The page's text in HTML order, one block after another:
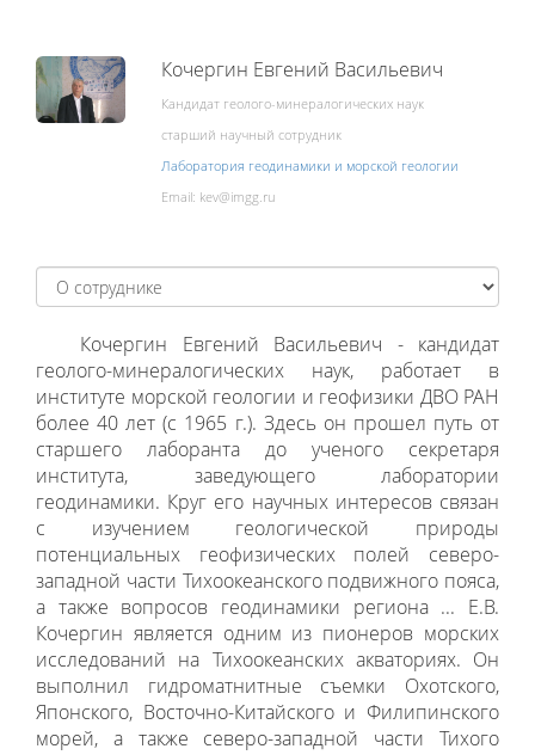
Кочергин Евгений Васильевич
Кандидат геолого-минералогических наук
старший научный сотрудник
Лаборатория геодинамики и морской геологии
Email:
Кочергин Евгений Васильевич - кандидат
геолого-минералогических наук, работает в
институте морской геологии и геофизики ДВО РАН
более 40 лет (с 1965 г.). Здесь он прошел путь от
старшего лаборанта до ученого секретаря
института, заведующего лаборатории
геодинамики. Круг его научных интересов связан
с изучением геологической природы
потенциальных геофизических полей северо-
западной части Тихоокеанского подвижного пояса,
а также вопросов геодинамики региона ... Е.В.
Кочергин является одним из пионеров морских
исследований на Тихоокеанских акваториях. Он
выполнил гидроматнитные съемки Охотского,
Японского, Восточно-Китайского и Филипинского
морей, а также северо-западной части Тихого